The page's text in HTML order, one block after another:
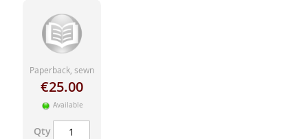
Paperback, sewn
€25.00
Available
Qty